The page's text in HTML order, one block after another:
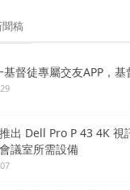
稿
基督徒專屬交友APP，
出 Dell Pro P 43 4K
議室所需設備